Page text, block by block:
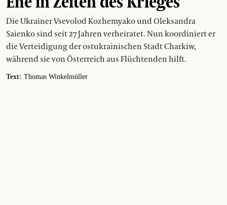
Die Ukrainer Vsevolod Kozhemyako und Oleksandra
Saienko sind seit 27 Jahren verheiratet. Nun koordiniert er
die Verteidigung der ostukrainischen Stadt Charkiw,
während sie von Österreich aus Flüchtenden hilft.
Text: Thomas Winkelmüller